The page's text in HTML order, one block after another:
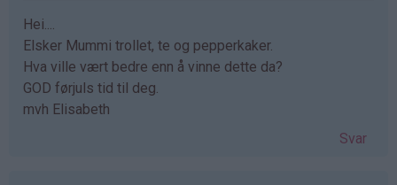
Hei....
Elsker Mummi trollet, te og pepperkaker.
Hva ville vært bedre enn å vinne dette da?
GOD førjuls tid til deg.
mvh Elisabeth
Svar